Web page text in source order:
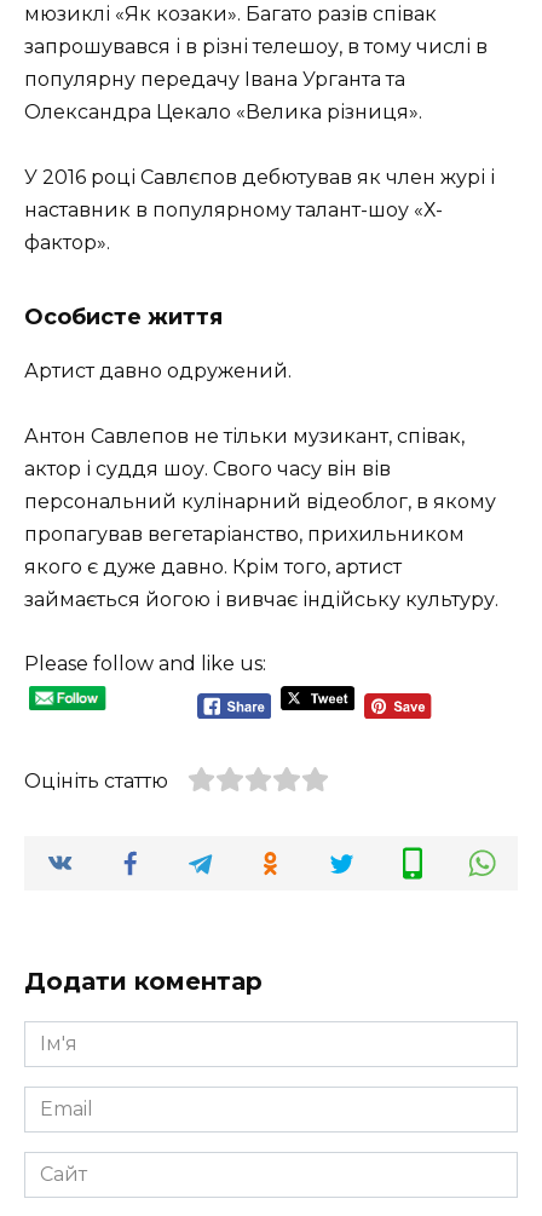
мюзиклі «Як козаки». Багато разів співак
запрошувався і в різні телешоу, в тому числі в
популярну передачу Івана Урганта та
Олександра Цекало «Велика різниця».
У 2016 році Савлєпов дебютував як член журі і
наставник в популярному талант-шоу «Х-
фактор».
Особисте життя
Артист давно одружений.
Антон Савлепов не тільки музикант, співак,
актор і суддя шоу. Свого часу він вів
персональний кулінарний відеоблог, в якому
пропагував вегетаріанство, прихильником
якого є дуже давно. Крім того, артист
займається йогою і вивчає індійську культуру.
Please follow and like us:
Оцініть статтю
Додати коментар
Ім'я
*
Email
*
Сайт